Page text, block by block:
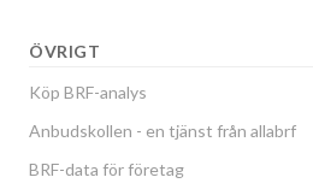
ÖVRIGT
Köp BRF-analys
Anbudskollen - en tjänst från allabrf
BRF-data för företag